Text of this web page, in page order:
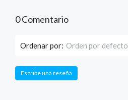
0 Comentario
Ordenar por: Orden por defecto
Escribe una reseña